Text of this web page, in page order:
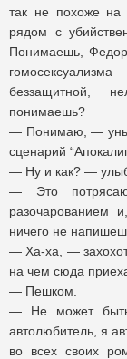
так не похоже
рядом с
Понимаешь,
беззащитной,
понимаешь?
— Понимаю, —
сценарий
— Ну и как? —
— Это
ничего не
— Ха-ха, —
на чем сюда
— Пешком.
— Не может
автолюбитель, я
во всех своих